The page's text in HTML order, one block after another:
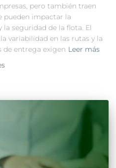
pero también traen
pueden impactar la
seguridad de la flota. El
variabilidad en las rutas y la
entrega exigen Leer más